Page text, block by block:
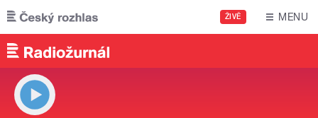
Přejít k hlavnímu obsahu
ŽIVĚ MENU